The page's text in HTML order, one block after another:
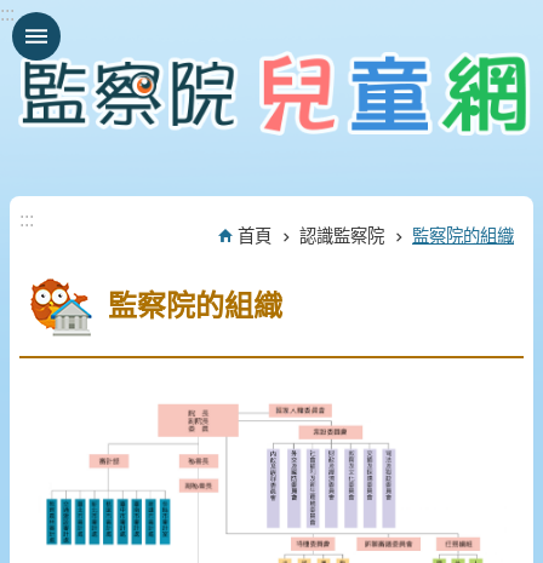
跳到主要內容區塊
:::
:::
首頁 認識監察院 監察院的組織
監察院的組織